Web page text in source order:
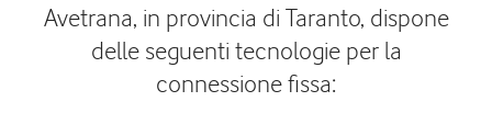
Avetrana, in provincia di Taranto, dispone
delle seguenti tecnologie per la
connessione fissa: